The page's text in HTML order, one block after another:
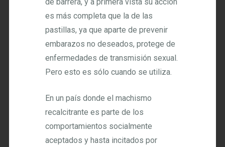
es más completa que la de las
pastillas, ya que aparte de prevenir
embarazos no deseados, protege de
enfermedades de transmisión sexual.
Pero esto es sólo cuando se utiliza.
En un país donde el machismo
recalcitrante es parte de los
comportamientos socialmente
aceptados y hasta incitados por